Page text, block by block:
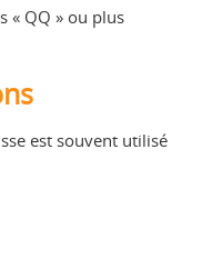
« QQ » ou plus
est souvent utilisé